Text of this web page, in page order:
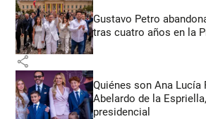
Gustavo Petro
tras cuatro años en la
share
Quiénes son Ana
Abelardo de la
presidencial